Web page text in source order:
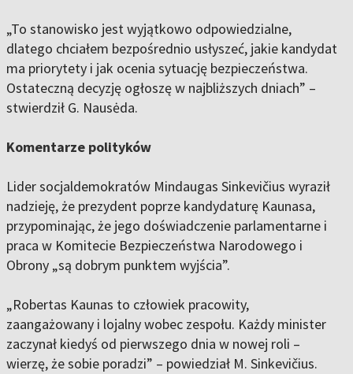
„To stanowisko jest wyjątkowo odpowiedzialne,
dlatego chciałem bezpośrednio usłyszeć, jakie kandydat
ma priorytety i jak ocenia sytuację bezpieczeństwa.
Ostateczną decyzję ogłoszę w najbliższych dniach” –
stwierdził G. Nausėda.
Komentarze polityków
Lider socjaldemokratów Mindaugas Sinkevičius wyraził
nadzieję, że prezydent poprze kandydaturę Kaunasa,
przypominając, że jego doświadczenie parlamentarne i
praca w Komitecie Bezpieczeństwa Narodowego i
Obrony „są dobrym punktem wyjścia”.
„Robertas Kaunas to człowiek pracowity,
zaangażowany i lojalny wobec zespołu. Każdy minister
zaczynał kiedyś od pierwszego dnia w nowej roli –
wierzę, że sobie poradzi” – powiedział M. Sinkevičius.